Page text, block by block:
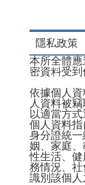
隱私政策
本所全體
密資料受到
依據個人
人資料被
以適當方
個人資料
身分證統
姻、家庭、
性生活、
務情況、
識別該個人